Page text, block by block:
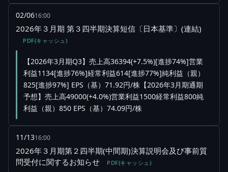
02/0616:00
2026年３月期 第３四半期決算短信〔日本基準〕(連結)
PDF(キャッシュ)
【2026年3月期Q3】売上高36394(+7.5%)[進捗74%]営業
利益1134[進捗76%]経常利益614[進捗77%]純利益（親）
825[進捗97%] EPS（基）71.92円/株【2026年3月期通期
予想】売上高49000(+4.0%)営業利益1500経常利益800純
利益（親）850 EPS（基）74.09円/株
11/1316:00
2026年３月期第２四半期(中間期)決算説明会及び事前質
問受付に関するお知らせ
PDF(キャッシュ)